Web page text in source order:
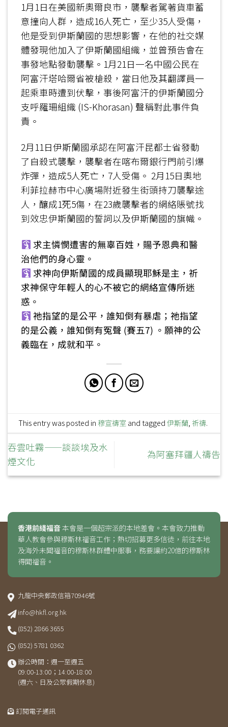
1月1日在美國新奧爾良市，襲擊者駕著貨車蓄
意撞向人群，造成16人死亡，至少35人受傷，
他是受到伊斯蘭國的思想影響，在他的社交媒
體發現他加入了伊斯蘭國組織，並曾預告會在
事發地點發動襲擊。1月21日一名中國公民在
阿富汗塔哈爾省被槍殺，當日他及其翻譯員一
起乘車時遭到伏擊，事後阿富汗的伊斯蘭國分
支呼羅珊組織 (IS-Khorasan) 聲稱對此事件負
責。
2月11日伊斯蘭國承認在阿富汗昆都士省發動
了自殺式襲擊，襲擊者在喀布爾銀行門前引爆
炸彈，造成5人死亡，7人受傷。 2月15日奧地
利菲拉赫市中心廣場附近發生街頭持刀襲擊途
人，釀成1死5傷，在23歲襲擊者的網絡賬號找
到效忠伊斯蘭國的誓詞以及伊斯蘭國的旗幟。
求主憐憫遭害的無辜百姓，𧶽予恩典和醫
治他們的身心靈。
求神向伊斯蘭國的成員顯現耶穌是主，祈
求神保守年輕人的心不被它的網絡宣傳所迷
惑。
祂指望的是公平，誰知倒有暴虐；祂指望
的是公義，誰知倒有冤聲 (賽五7) 。願神的公
義臨在，成就和平。
This entry was posted in穆宣禱室 and tagged伊斯蘭 ,祈禱.
吞雲吐霧——談談埃及水
煙文化
為阿塞拜疆人禱告
香港前綫福音本會是一個超宗派的本地差會。本會致力推動
華人教會參與穆斯林福音工作；熱切招募更多信徒，前往本地
及海外未聞福音的穆斯林群體中服事，務要讓約20億的穆斯林
得聞福音。
九龍中央郵政信箱70946號
info@hkfl.org.hk
(852) 2866 3655
(852) 5781 0362
辦公時間：週一至週五
09:00-13:00；14:00-18:00
(週六、日及公眾假期休息)
訂閱電子通訊